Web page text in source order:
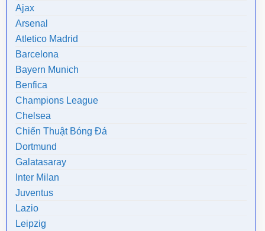
Ajax
Arsenal
Atletico Madrid
Barcelona
Bayern Munich
Benfica
Champions League
Chelsea
Chiến Thuật Bóng Đá
Dortmund
Galatasaray
Inter Milan
Juventus
Lazio
Leipzig